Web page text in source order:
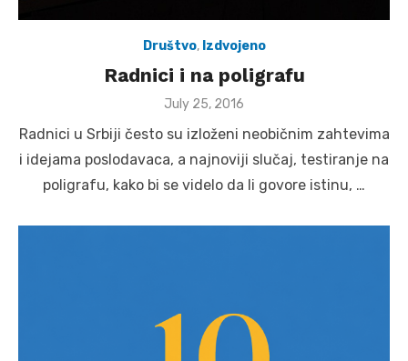
Društvo, Izdvojeno
Radnici i na poligrafu
Posted
July 25, 2016
Radnici u Srbiji često su izloženi neobičnim zahtevima
i idejama poslodavaca, a najnoviji slučaj, testiranje na
poligrafu, kako bi se videlo da li govore istinu, …